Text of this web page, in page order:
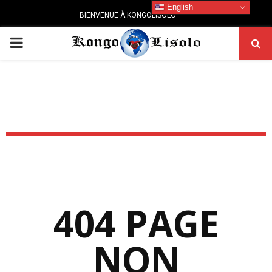
BIENVENUE À KONGOLISOLO
PRIMARY
404 PAGE
NON
English